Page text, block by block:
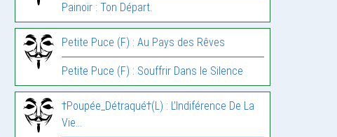
Painoir : Ton Départ.
Petite Puce (F) : Au Pays des Rêves
Petite Puce (F) : Souffrir Dans le Silence
†Poupée_Détraqué†(L) : L’Indiférence De La
Vie…